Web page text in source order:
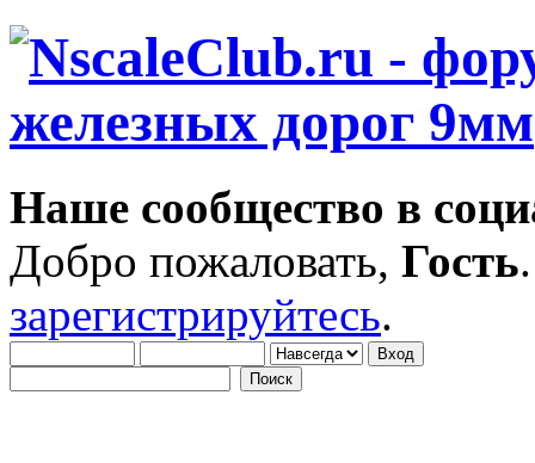
Наше сообщество в
Добро пожаловать, Гость
зарегистрируйтесь.